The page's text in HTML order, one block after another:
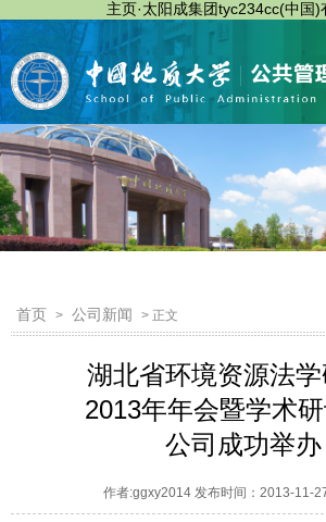
主页·太阳成集团tyc234cc(中国)
首页 > 公司新闻 > 正文
湖北省环境资源法
2013年年会暨学术
公司成功举办
作者:ggxy2014 发布时间：2013-11-